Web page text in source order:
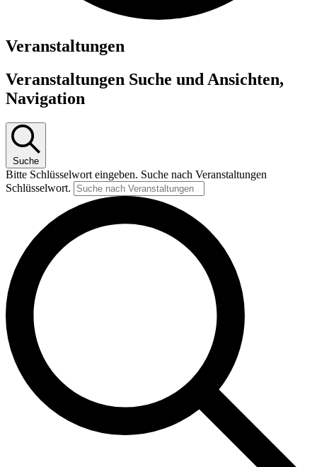
Veranstaltungen
Veranstaltungen Suche und Ansichten,
Navigation
Suche
Bitte Schlüsselwort eingeben. Suche nach Veranstaltungen
Schlüsselwort.